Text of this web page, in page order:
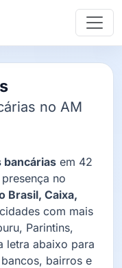
no AM
bancárias em 42
no
Brasil, Caixa,
com mais
Parintins,
letra abaixo para
bairros e